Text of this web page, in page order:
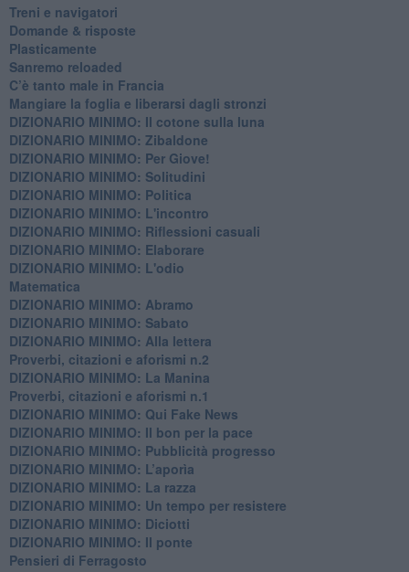
​Treni e navigatori
​Domande & risposte
​Plasticamente
Sanremo reloaded
C’è tanto male in Francia
​Mangiare la foglia e liberarsi dagli stronzi
DIZIONARIO MINIMO: Il cotone sulla luna
DIZIONARIO MINIMO: Zibaldone
DIZIONARIO MINIMO: Per Giove!
DIZIONARIO MINIMO: Solitudini
DIZIONARIO MINIMO: Politica
DIZIONARIO MINIMO: L'incontro
DIZIONARIO MINIMO: Riflessioni casuali
DIZIONARIO MINIMO: Elaborare
DIZIONARIO MINIMO: L'odio
​Matematica
DIZIONARIO MINIMO: Abramo
DIZIONARIO MINIMO: Sabato
​DIZIONARIO MINIMO: Alla lettera
Proverbi, citazioni e aforismi n.2
DIZIONARIO MINIMO: La Manina
​Proverbi, citazioni e aforismi n.1
DIZIONARIO MINIMO: Qui Fake News
DIZIONARIO MINIMO: ​Il bon per la pace
DIZIONARIO MINIMO: Pubblicità progresso
DIZIONARIO MINIMO: L’aporìa
DIZIONARIO MINIMO: La razza
DIZIONARIO MINIMO: Un tempo per resistere
DIZIONARIO MINIMO: Diciotti
DIZIONARIO MINIMO: Il ponte
Pensieri di Ferragosto